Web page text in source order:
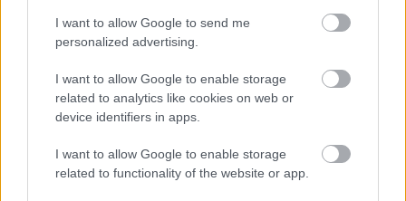
I want to allow Google to send me
personalized advertising.
I want to allow Google to enable storage
related to analytics like cookies on web or
device identifiers in apps.
I want to allow Google to enable storage
related to functionality of the website or app.
„NEM TÖBB EZER EMBERRE UTAZUNK, HANEM
EGY VÁLOGATOTT TÁRSASÁGRA”
A bejegyzés trackback címe: